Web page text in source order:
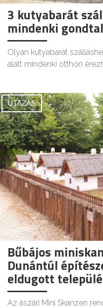
3 kutyabarát
mindenki
Olyan kutyabarát
alatt mindenki otthon
UTAZÁS
Bűbájos
Dunántúl
eldugott
Az ászári Mini Skanzen